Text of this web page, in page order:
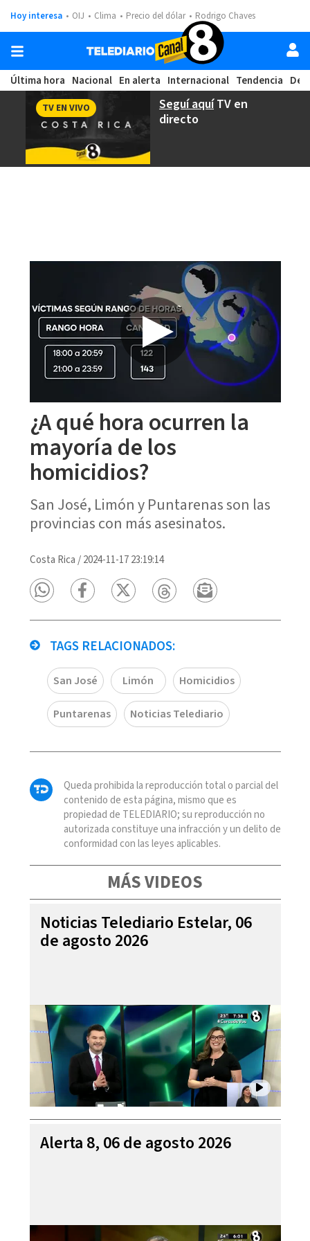
Hoy interesa OIJ Clima Precio del dólar Rodrigo Chaves
Última hora Nacional En alerta Internacional Tendencia
Seguí aquíTV en
directo
TV EN VIVO
¿A qué hora ocurren la
mayoría de los
homicidios?
San José, Limón y Puntarenas son las
provincias con más asesinatos.
Costa Rica /2024-11-17 23:19:14
TAGS RELACIONADOS:
San José Limón Homicidios
Puntarenas Noticias Telediario
Queda prohibida la reproducción total o parcial del
contenido de esta página, mismo que es
propiedad de TELEDIARIO; su reproducción no
autorizada constituye una infracción y un delito de
conformidad con las leyes aplicables.
MÁS VIDEOS
Noticias Telediario Estelar, 06
de agosto 2026
Alerta 8, 06 de agosto 2026